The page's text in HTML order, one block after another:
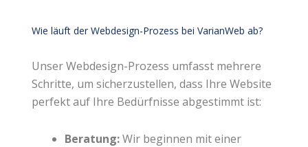
Wie läuft der Webdesign-Prozess bei VarianWeb ab?
Unser Webdesign-Prozess umfasst mehrere
Schritte, um sicherzustellen, dass Ihre Website
perfekt auf Ihre Bedürfnisse abgestimmt ist:
Beratung:Wir beginnen mit einer